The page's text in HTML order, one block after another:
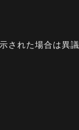
れた場合は異